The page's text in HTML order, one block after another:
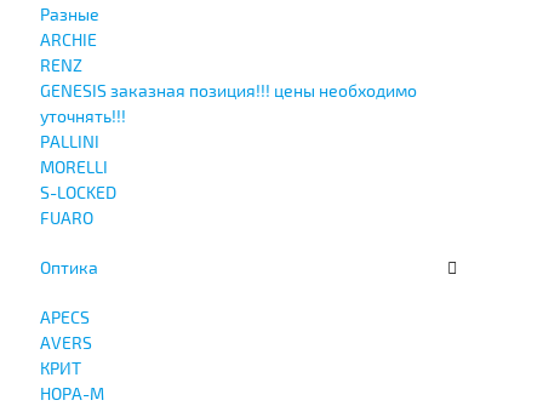
Разные
ARCHIE
RENZ
GENESIS заказная позиция!!! цены необходимо
уточнять!!!
PALLINI
MORELLI
S-LOCKED
FUARO
Оптика
APECS
AVERS
КРИТ
НОРА-М